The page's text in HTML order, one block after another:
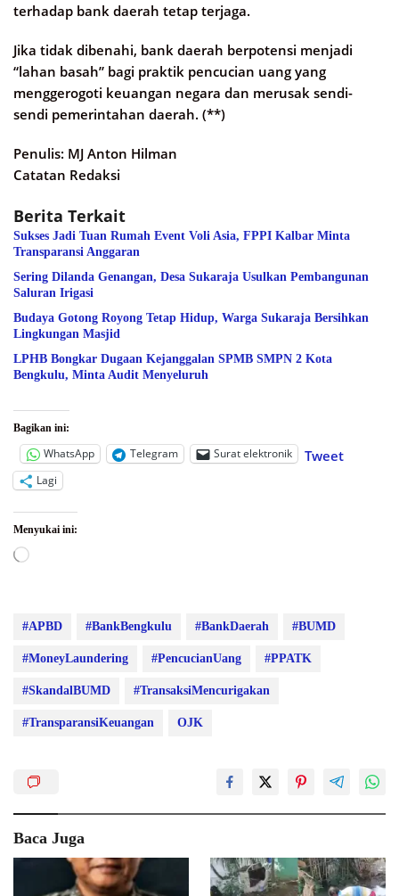
terhadap bank daerah tetap terjaga.
Jika tidak dibenahi, bank daerah berpotensi menjadi
“lahan basah” bagi praktik pencucian uang yang
menggerogoti keuangan negara dan merusak sendi-
sendi pemerintahan daerah. (**)
Penulis: MJ Anton Hilman
Catatan Redaksi
Berita Terkait
Sukses Jadi Tuan Rumah Event Voli Asia, FPPI Kalbar Minta
Transparansi Anggaran
Sering Dilanda Genangan, Desa Sukaraja Usulkan Pembangunan
Saluran Irigasi
Budaya Gotong Royong Tetap Hidup, Warga Sukaraja Bersihkan
Lingkungan Masjid
LPHB Bongkar Dugaan Kejanggalan SPMB SMPN 2 Kota
Bengkulu, Minta Audit Menyeluruh
Bagikan ini:
WhatsApp Telegram Surat elektronik Tweet
Lagi
Menyukai ini:
Memuat...
#APBD #BankBengkulu #BankDaerah #BUMD
#MoneyLaundering #PencucianUang #PPATK
#SkandalBUMD #TransaksiMencurigakan
#TransparansiKeuangan OJK
Baca Juga